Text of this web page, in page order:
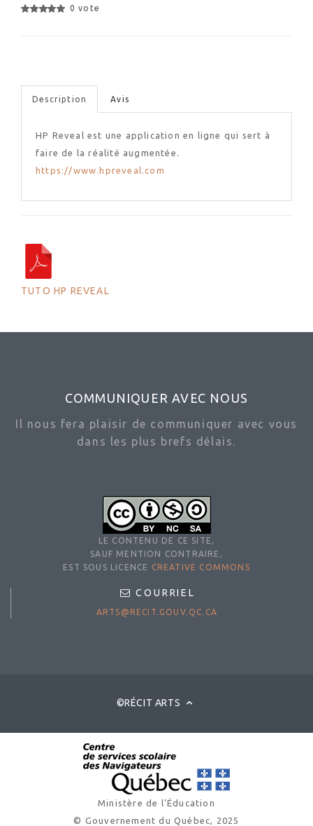
0 vote
Description Avis
HP Reveal est une application en ligne qui sert à
faire de la réalité augmentée.
https://www.hpreveal.com
TUTO HP REVEAL
COMMUNIQUER AVEC NOUS
Il nous fera plaisir de communiquer avec vous
dans les plus brefs délais.
LE CONTENU DE CE SITE,
SAUF MENTION CONTRAIRE,
EST SOUS LICENCE
CREATIVE COMMONS
COURRIEL
ARTS@RECIT.GOUV.QC.CA
©RÉCIT ARTS
Ministère de l'Éducation
© Gouvernement du Québec, 2025